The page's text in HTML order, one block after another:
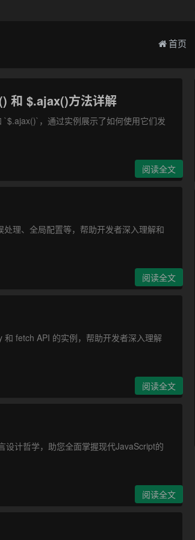
首页
和 $.ajax()方法详解
，通过实例展示了如何使用它们发
阅读全文
理、全局配置等，帮助开发者深入理解和
阅读全文
fetch API 的实例，帮助开发者深入理解
阅读全文
设计哲学，助您全面掌握现代JavaScript的
阅读全文